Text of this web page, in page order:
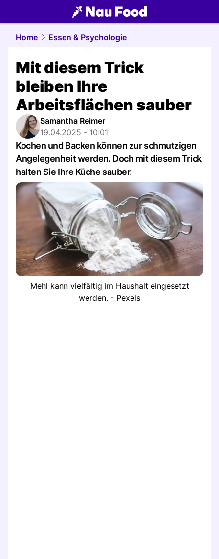
food.NAU.ch
Home Essen & Psychologie
Mit diesem Trick
bleiben Ihre
Arbeitsflächen sauber
Samantha Reimer
19.04.2025 - 10:01
Kochen und Backen können zur schmutzigen
Angelegenheit werden. Doch mit diesem Trick
halten Sie Ihre Küche sauber.
Mehl kann vielfältig im Haushalt eingesetzt
werden. - Pexels